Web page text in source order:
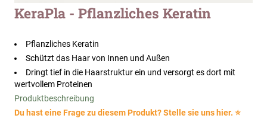
Zum
Anfang
Bildergalerie
springen
KeraPla - Pflanzliches Keratin
Pflanzliches Keratin
Schützt das Haar von Innen und Außen
Dringt tief in die Haarstruktur ein und versorgt es dort mit
wertvollem Proteinen
Produktbeschreibung
Du hast eine Frage zu diesem Produkt? Stelle sie uns hier. ⭐